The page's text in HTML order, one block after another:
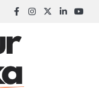
Facebook
instagram
twitterlinkedin